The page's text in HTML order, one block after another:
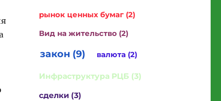
рынок ценных бумаг (2)
Вид на жительство (2)
закон (9) валюта (2)
Инфраструктура РЦБ (3)
сделки (3)